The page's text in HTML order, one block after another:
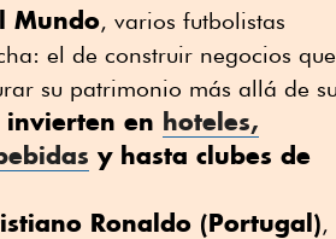
Mundo, varios futbolistas
el de construir negocios que
su patrimonio más allá de su
invierten en hoteles,
y hasta clubes de
Ronaldo (Portugal),